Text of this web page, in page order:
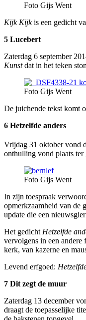
Foto Gijs Went
Kijk Kijkis een gedicht
5 Lucebert
Zaterdag 6 september
Kunstdat in het teken
Foto Gijs Went
De juichende tekst komt
6 Hetzelfde anders
Vrijdag 31 oktober vond
onthulling vond plaats
Foto Gijs Went
In zijn toespraak
opmerkzaamheid van de
update die een
Het gedicht Hetzelfde
vervolgens
kerk, van kazerne en
Levend erfgoed:
7 Dit zegt de muur
Zaterdag 13 december
draagt de toepasselijke